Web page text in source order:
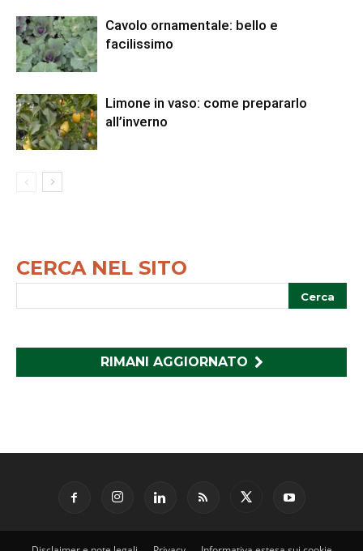
Cavolo ornamentale: bello e
facilissimo
Limone in vaso: come prepararlo
all’inverno
CERCA NEL SITO
RIMANI AGGIORNATO